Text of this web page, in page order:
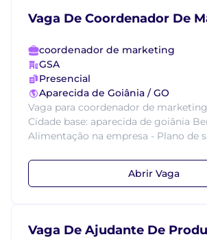
Vaga De Coordenador De
coordenador de marketing
GSA
Presencial
Aparecida de Goiânia / GO
Vaga para coordenador de
Cidade base: aparecida de goiânia
Alimentação na empresa - Plano de
Abrir Vaga
Vaga De Ajudante De